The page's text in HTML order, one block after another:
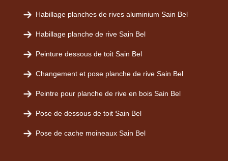
Habillage planches de rives aluminium Sain Bel
Habillage planche de rive Sain Bel
Peinture dessous de toit Sain Bel
Changement et pose planche de rive Sain Bel
Peintre pour planche de rive en bois Sain Bel
Pose de dessous de toit Sain Bel
Pose de cache moineaux Sain Bel